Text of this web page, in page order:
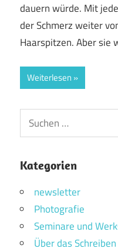
dauern würde. Mit
der Schmerz weiter
Haarspitzen. Aber sie
Weiterlesen
Suchen
nach:
Kategorien
newsletter
Photografie
Seminare und
Über das Schreiben